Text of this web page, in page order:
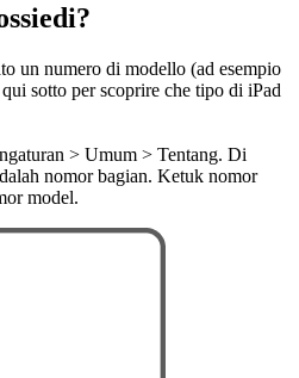
un numero di modello (ad esempio
sotto per scoprire che tipo di iPad
> Umum > Tentang. Di
nomor bagian. Ketuk nomor
model.